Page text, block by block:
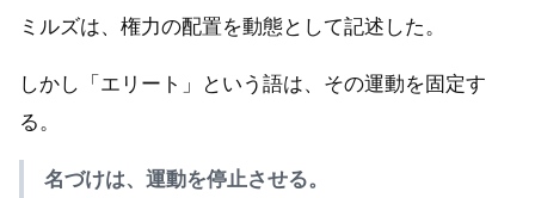
ミルズは、権力の配置を動態として記述した。
しかし「エリート」という語は、その運動を固定す
る。
名づけは、運動を停止させる。